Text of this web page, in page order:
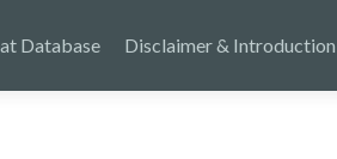
Database Disclaimer & Introduction